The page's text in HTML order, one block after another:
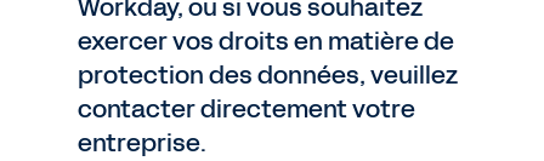
Workday, ou si vous souhaitez
exercer vos droits en matière de
protection des données, veuillez
contacter directement votre
entreprise.